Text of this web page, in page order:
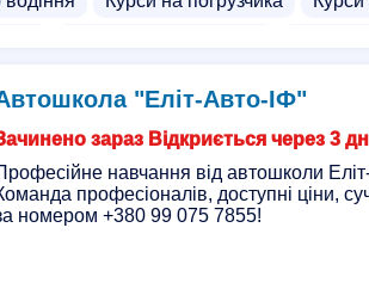
"Еліт-Авто-ІФ"
зараз Відкриється через 3
навчання від автошколи
професіоналів, доступні ціни,
номером +380 99 075 7855!